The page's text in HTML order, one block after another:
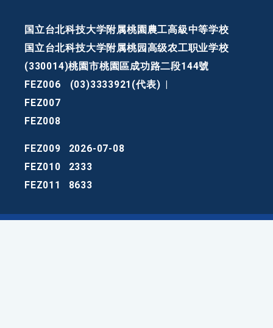
国立台北科技大学附属桃園農工高級中等学校
国立台北科技大学附属桃园高级农工职业学校
(330014)桃園市桃園區成功路二段144號
FEZ006
(03)3333921(代表)
FEZ007
FEZ008
FEZ009
2026-07-08
FEZ010
2333
FEZ011
8633